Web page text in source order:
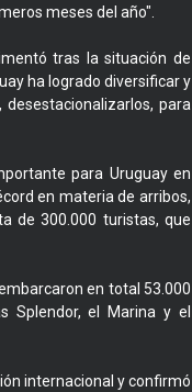
meses del año".
tras la situación de
ha logrado diversificar y
para
para Uruguay en
en materia de arribos,
de 300.000 turistas, que
en total 53.000
Splendor, el Marina y el
internacional y confirmó